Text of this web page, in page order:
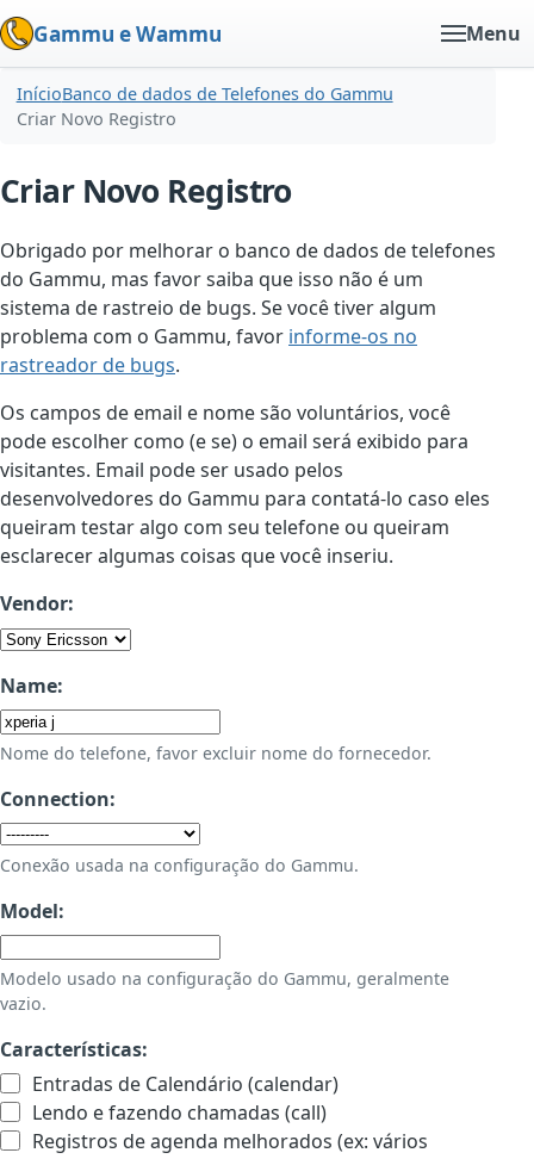
Gammu e Wammu Menu
InícioBanco de dados de Telefones do Gammu
Criar Novo Registro
Criar Novo Registro
Obrigado por melhorar o banco de dados de telefones
do Gammu, mas favor saiba que isso não é um
sistema de rastreio de bugs. Se você tiver algum
problema com o Gammu, favor informe-os no
rastreador de bugs.
Os campos de email e nome são voluntários, você
pode escolher como (e se) o email será exibido para
visitantes. Email pode ser usado pelos
desenvolvedores do Gammu para contatá-lo caso eles
queiram testar algo com seu telefone ou queiram
esclarecer algumas coisas que você inseriu.
Vendor:
Name:
Nome do telefone, favor excluir nome do fornecedor.
Connection:
Conexão usada na configuração do Gammu.
Model:
Modelo usado na configuração do Gammu, geralmente
vazio.
Características:
Entradas de Calendário (calendar)
Lendo e fazendo chamadas (call)
Registros de agenda melhorados (ex: vários